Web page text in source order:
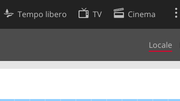
Tempo libero TV Cinema
Locale
Preferenze cookie